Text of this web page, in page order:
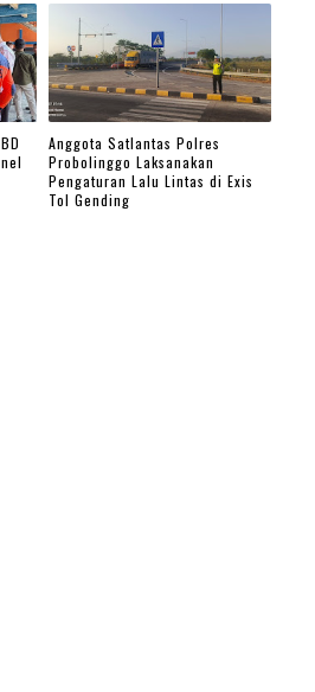
Anggota Satlantas Polres
Probolinggo Laksanakan
Pengaturan Lalu Lintas di Exis
Tol Gending